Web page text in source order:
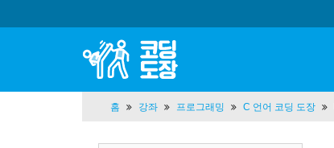
홈 강좌 프로그래밍 C 언어 코딩 도장